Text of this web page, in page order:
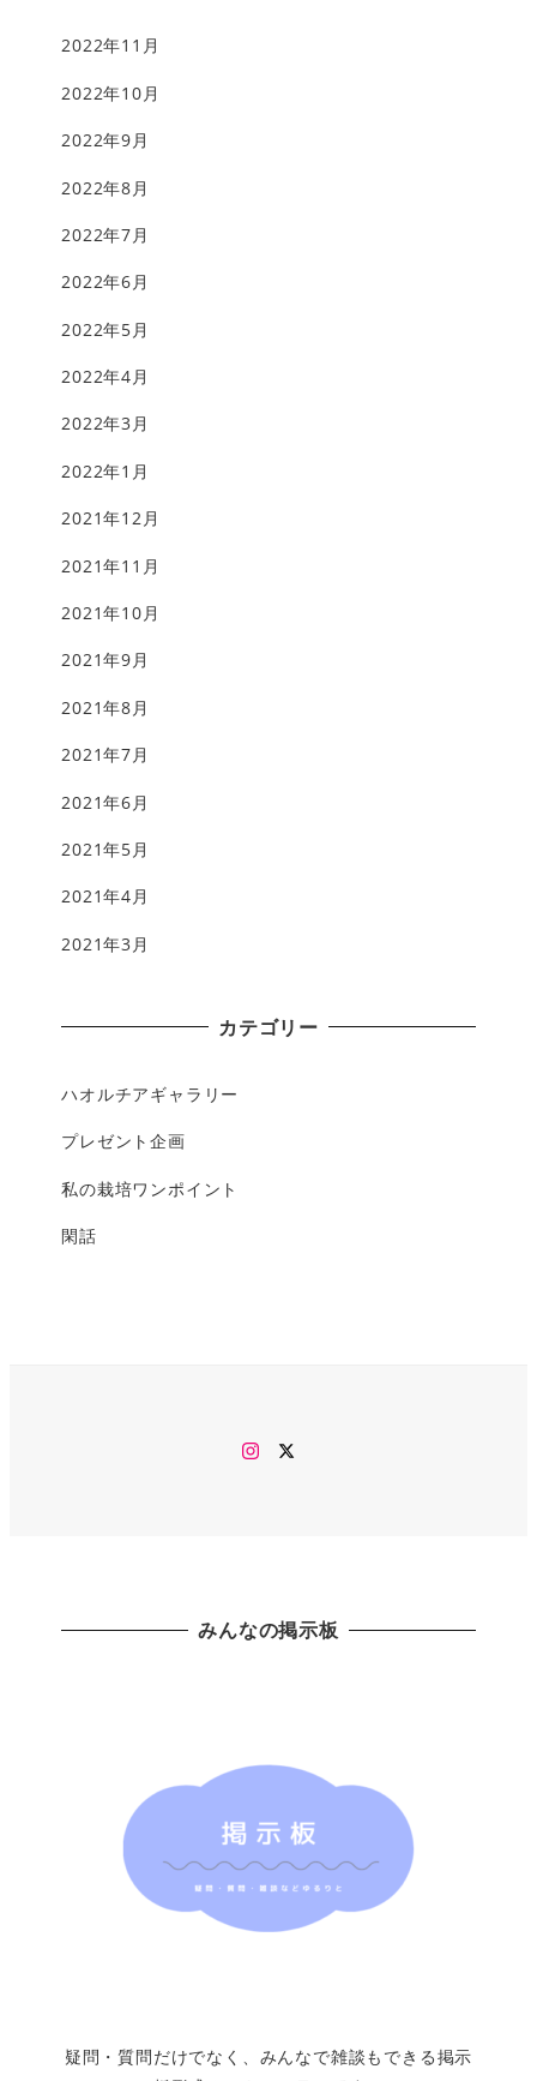
2022年11月
2022年10月
2022年9月
2022年8月
2022年7月
2022年6月
2022年5月
2022年4月
2022年3月
2022年1月
2021年12月
2021年11月
2021年10月
2021年9月
2021年8月
2021年7月
2021年6月
2021年5月
2021年4月
2021年3月
カテゴリー
ハオルチアギャラリー
プレゼント企画
私の栽培ワンポイント
閑話
Instagram
みんなの掲示板
疑問・質問だけでなく、みんなで雑談もできる掲示